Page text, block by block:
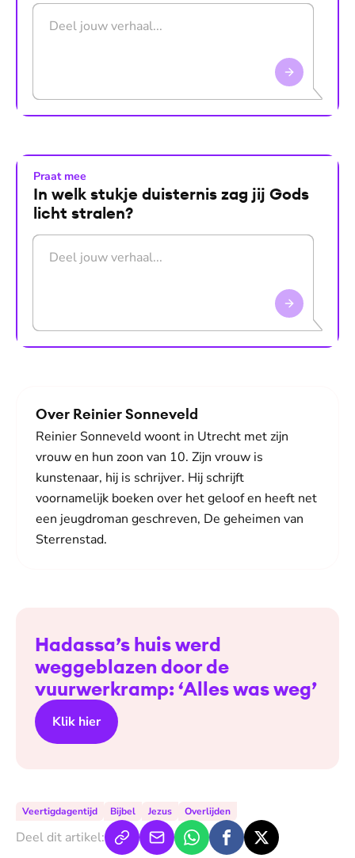
Druk op Enter om te versturen. Gebruik Shift+Enter
Praat mee
In welk stukje duisternis zag jij Gods
licht stralen?
Druk op Enter om te versturen. Gebruik Shift+Enter
Over Reinier Sonneveld
Reinier Sonneveld woont in Utrecht met zijn
vrouw en hun zoon van 10. Zijn vrouw is
kunstenaar, hij is schrijver. Hij schrijft
voornamelijk boeken over het geloof en heeft net
een jeugdroman geschreven, De geheimen van
Sterrenstad.
Hadassa’s huis werd
weggeblazen door de
vuurwerkramp: ‘Alles was weg’
Klik hier
Veertigdagentijd Bijbel Jezus Overlijden
Deel dit artikel: